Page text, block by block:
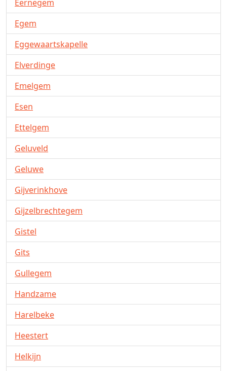
Eernegem
Egem
Eggewaartskapelle
Elverdinge
Emelgem
Esen
Ettelgem
Geluveld
Geluwe
Gijverinkhove
Gijzelbrechtegem
Gistel
Gits
Gullegem
Handzame
Harelbeke
Heestert
Helkijn